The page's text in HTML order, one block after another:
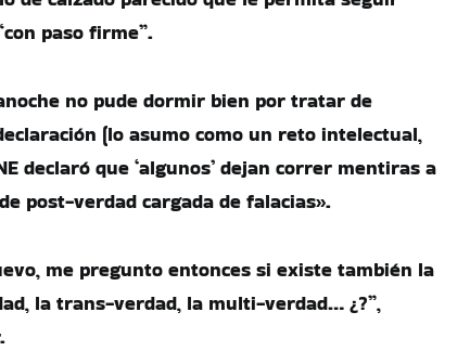
paso firme”.
no pude dormir bien por tratar de
(lo asumo como un reto intelectual,
declaró que ‘algunos’ dejan correr mentiras a
post-verdad cargada de falacias».
me pregunto entonces si existe también la
la trans-verdad, la multi-verdad… ¿?”,